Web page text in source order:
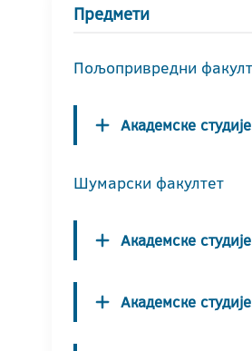
Предмети
Пољопривредни
Академске
Шумарски факултет
Академске
Академске